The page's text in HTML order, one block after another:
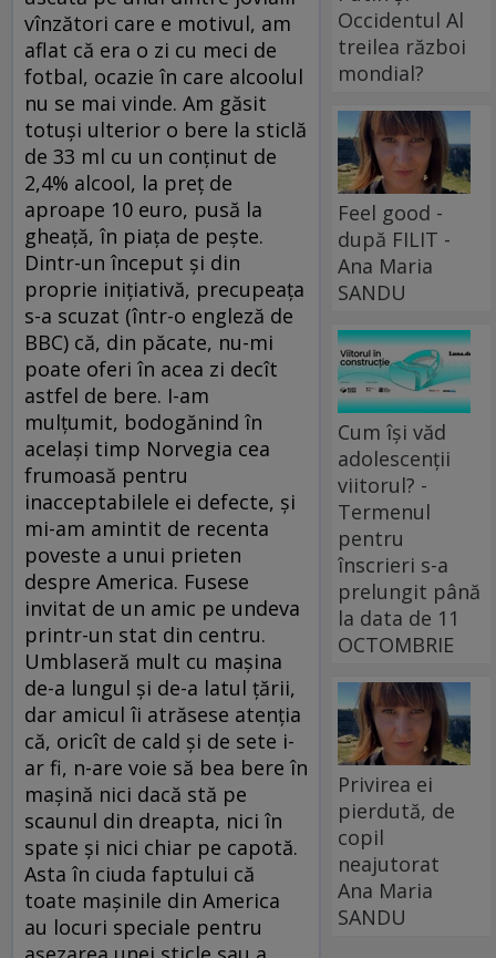
vînzători care e motivul, am
aflat că era o zi cu meci de
fotbal, ocazie în care alcoolul
nu se mai vinde. Am găsit
totuşi ulterior o bere la sticlă
de 33 ml cu un conţinut de
2,4% alcool, la preţ de
aproape 10 euro, pusă la
gheaţă, în piaţa de peşte.
Dintr-un început şi din
proprie iniţiativă, precupeaţa
s-a scuzat (într-o engleză de
BBC) că, din păcate, nu-mi
poate oferi în acea zi decît
astfel de bere. I-am
mulţumit, bodogănind în
acelaşi timp Norvegia cea
frumoasă pentru
inacceptabilele ei defecte, şi
mi-am amintit de recenta
poveste a unui prieten
despre America. Fusese
invitat de un amic pe undeva
printr-un stat din centru.
Umblaseră mult cu maşina
de-a lungul şi de-a latul ţării,
dar amicul îi atrăsese atenţia
că, oricît de cald şi de sete i-
ar fi, n-are voie să bea bere în
maşină nici dacă stă pe
scaunul din dreapta, nici în
spate şi nici chiar pe capotă.
Asta în ciuda faptului că
toate maşinile din America
au locuri speciale pentru
Occidentul Al
treilea război
mondial?
Feel good -
după FILIT -
Ana Maria
SANDU
Cum își văd
adolescenții
viitorul? -
Termenul
pentru
înscrieri s-a
prelungit până
la data de 11
OCTOMBRIE
Privirea ei
pierdută, de
copil
neajutorat
Ana Maria
SANDU